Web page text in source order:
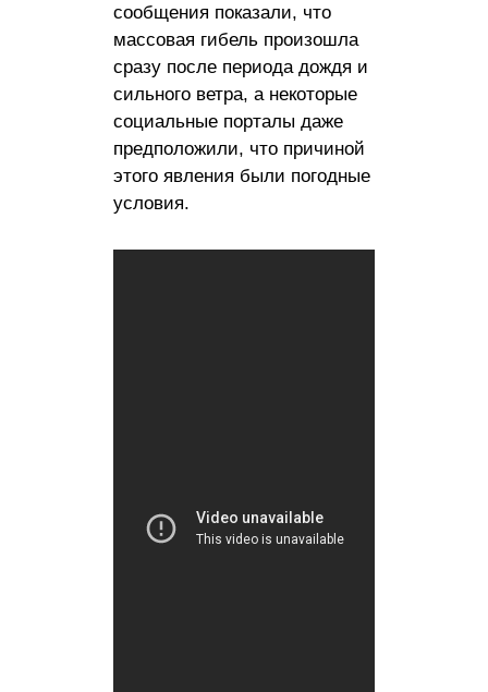
сообщения показали, что
массовая гибель произошла
сразу после периода дождя и
сильного ветра, а некоторые
социальные порталы даже
предположили, что причиной
этого явления были погодные
условия.